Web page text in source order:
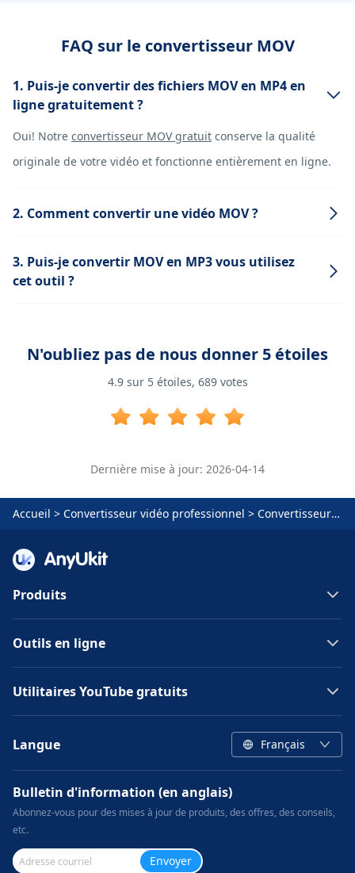
FAQ sur le convertisseur MOV
1. Puis-je convertir des fichiers MOV en MP4 en
ligne gratuitement ?
Oui! Notre convertisseur MOV gratuit conserve la qualité
originale de votre vidéo et fonctionne entièrement en ligne.
2. Comment convertir une vidéo MOV ?
3. Puis-je convertir MOV en MP3 vous utilisez
cet outil ?
N'oubliez pas de nous donner 5 étoiles
4.9sur 5 étoiles, 689votes
Dernière mise à jour: 2026-04-14
Accueil > Convertisseur vidéo professionnel > Convertisseur MOV
Produits
Outils en ligne
Utilitaires YouTube gratuits
Langue Français
Bulletin d'information (en anglais)
Abonnez-vous pour des mises à jour de produits, des offres, des conseils,
etc.
Envoyer